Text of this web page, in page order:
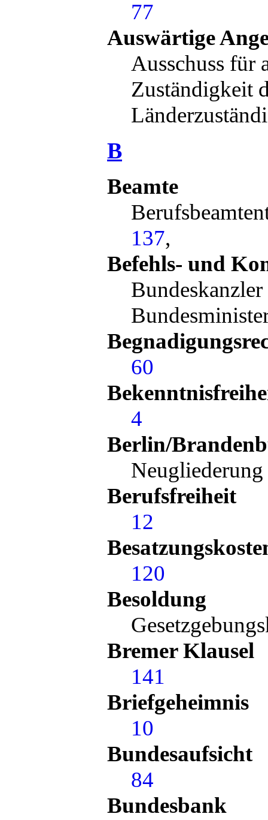
77
Auswärtige
Ausschuss für
Zuständigkeit
B
Beamte
137,
Befehls- und
60
4
Berlin/
Neugliederung
Berufsfreiheit
12
120
Besoldung
Bremer Klausel
141
Briefgeheimnis
10
Bundesaufsicht
84
Bundesbank